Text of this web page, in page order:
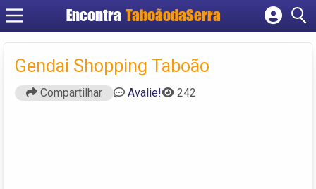
Encontra TaboãodaSerra
Cadastrar empresa
Fazer login
Criar conta
Gendai Shopping Taboão
Compartilhar Avalie! 242